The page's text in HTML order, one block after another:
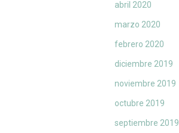
abril 2020
marzo 2020
febrero 2020
diciembre 2019
noviembre 2019
octubre 2019
septiembre 2019